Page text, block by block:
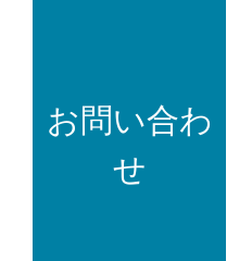
お問い合わ
せ